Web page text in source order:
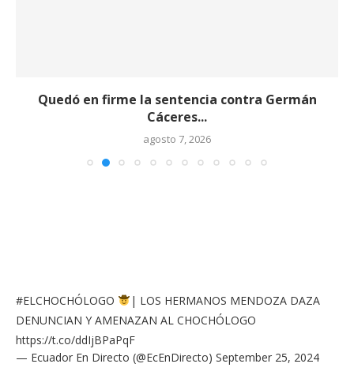
Quedó en firme la sentencia contra Germán
Cáceres...
agosto 7, 2026
#ELCHOCHÓLOGO
| LOS HERMANOS MENDOZA DAZA
DENUNCIAN Y AMENAZAN AL CHOCHÓLOGO
https://t.co/ddIjBPaPqF
— Ecuador En Directo (@EcEnDirecto) September 25, 2024